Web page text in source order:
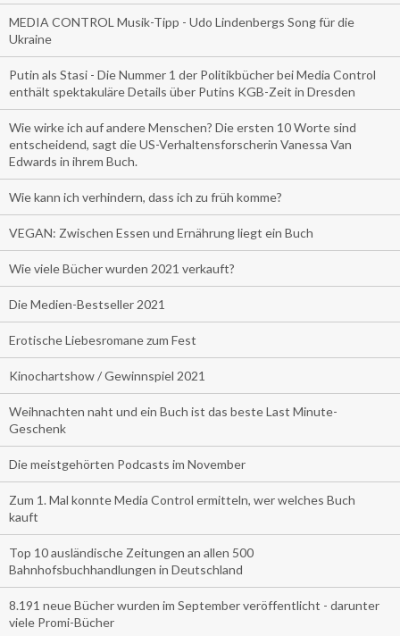
MEDIA CONTROL Musik-Tipp - Udo Lindenbergs Song für die
Ukraine
Putin als Stasi - Die Nummer 1 der Politikbücher bei Media Control
enthält spektakuläre Details über Putins KGB-Zeit in Dresden
Wie wirke ich auf andere Menschen? Die ersten 10 Worte sind
entscheidend, sagt die US-Verhaltensforscherin Vanessa Van
Edwards in ihrem Buch.
Wie kann ich verhindern, dass ich zu früh komme?
VEGAN: Zwischen Essen und Ernährung liegt ein Buch
Wie viele Bücher wurden 2021 verkauft?
Die Medien-Bestseller 2021
Erotische Liebesromane zum Fest
Kinochartshow / Gewinnspiel 2021
Weihnachten naht und ein Buch ist das beste Last Minute-
Geschenk
Die meistgehörten Podcasts im November
Zum 1. Mal konnte Media Control ermitteln, wer welches Buch
kauft
Top 10 ausländische Zeitungen an allen 500
Bahnhofsbuchhandlungen in Deutschland
8.191 neue Bücher wurden im September veröffentlicht - darunter
viele Promi-Bücher